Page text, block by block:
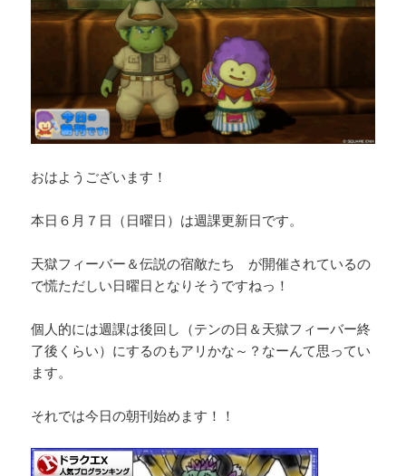
おはようございます！
本日６月７日（日曜日）は週課更新日です。
天獄フィーバー＆伝説の宿敵たち が開催されているの
で慌ただしい日曜日となりそうですねっ！
個人的には週課は後回し（テンの日＆天獄フィーバー終
了後くらい）にするのもアリかな～？なーんて思ってい
ます。
それでは今日の朝刊始めます！！